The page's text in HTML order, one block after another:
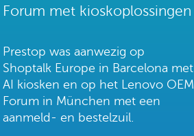
Forum met kioskoplossingen
Prestop was aanwezig op
Shoptalk Europe in Barcelona met
AI kiosken en op het Lenovo OEM
Forum in München met een
aanmeld- en bestelzuil.